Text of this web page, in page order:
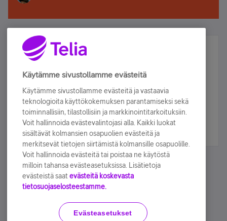
Älä jää paitsi – osallistu ja voita!
Tilaa Telian uutiskirje ja olet mukana arvonnassa.
sähköpostiisi.
Tilaa nyt
Käyttöehdot Accessibility statement
Käytämme sivustollamme evästeitä
Käytämme sivustollamme evästeitä ja vastaavia
teknologioita käyttökokemuksen parantamiseksi sekä
toiminnallisiin, tilastollisiin ja markkinointitarkoituksiin.
Voit hallinnoida evästevalintojasi alla. Kaikki luokat
sisältävät kolmansien osapuolien evästeitä ja
merkitsevät tietojen siirtämistä kolmansille osapuolille.
Voit hallinnoida evästeitä tai poistaa ne käytöstä
milloin tahansa evästeasetuksissa. Lisätietoja
evästeistä saat evästeitä koskevasta
tietosuojaselosteestamme.
Evästeasetukset